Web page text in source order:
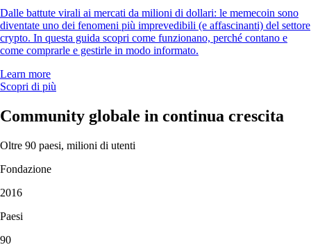
Dalle battute virali ai mercati da milioni di dollari: le memecoin sono
diventate uno dei fenomeni più imprevedibili (e affascinanti) del settore
crypto. In questa guida scopri come funzionano, perché contano e
come comprarle e gestirle in modo informato.
Learn more
Scopri di più
Community globale in continua crescita
Oltre 90 paesi, milioni di utenti
Fondazione
2016
Paesi
90